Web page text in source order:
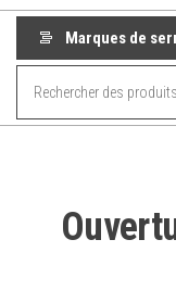
Paris
serrurier à
depuis
Marques de